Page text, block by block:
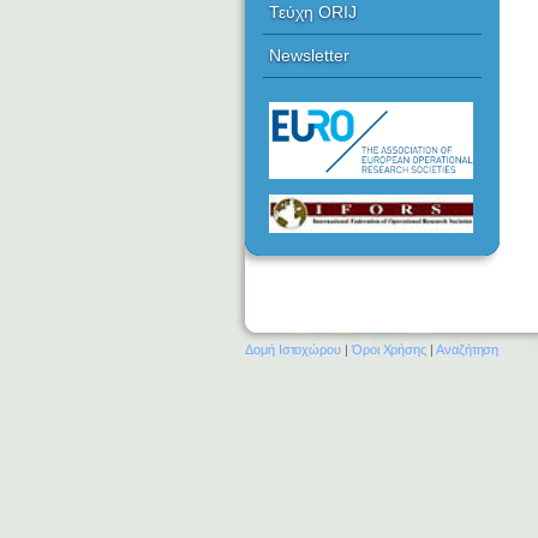
Τεύχη ORIJ
Newsletter
Δομή Ιστοχώρου |Όροι Χρήσης | Αναζήτηση